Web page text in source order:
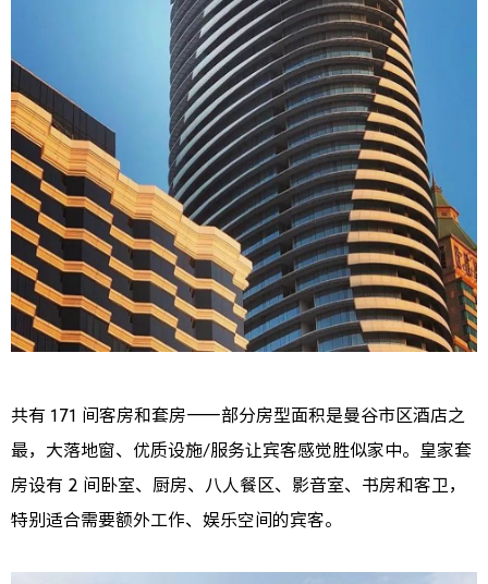
共有 171 间客房和套房——部分房型面积是曼谷市区酒店之
最，大落地窗、优质设施/服务让宾客感觉胜似家中。皇家套
房设有 2 间卧室、厨房、八人餐区、影音室、书房和客卫，
特别适合需要额外工作、娱乐空间的宾客。